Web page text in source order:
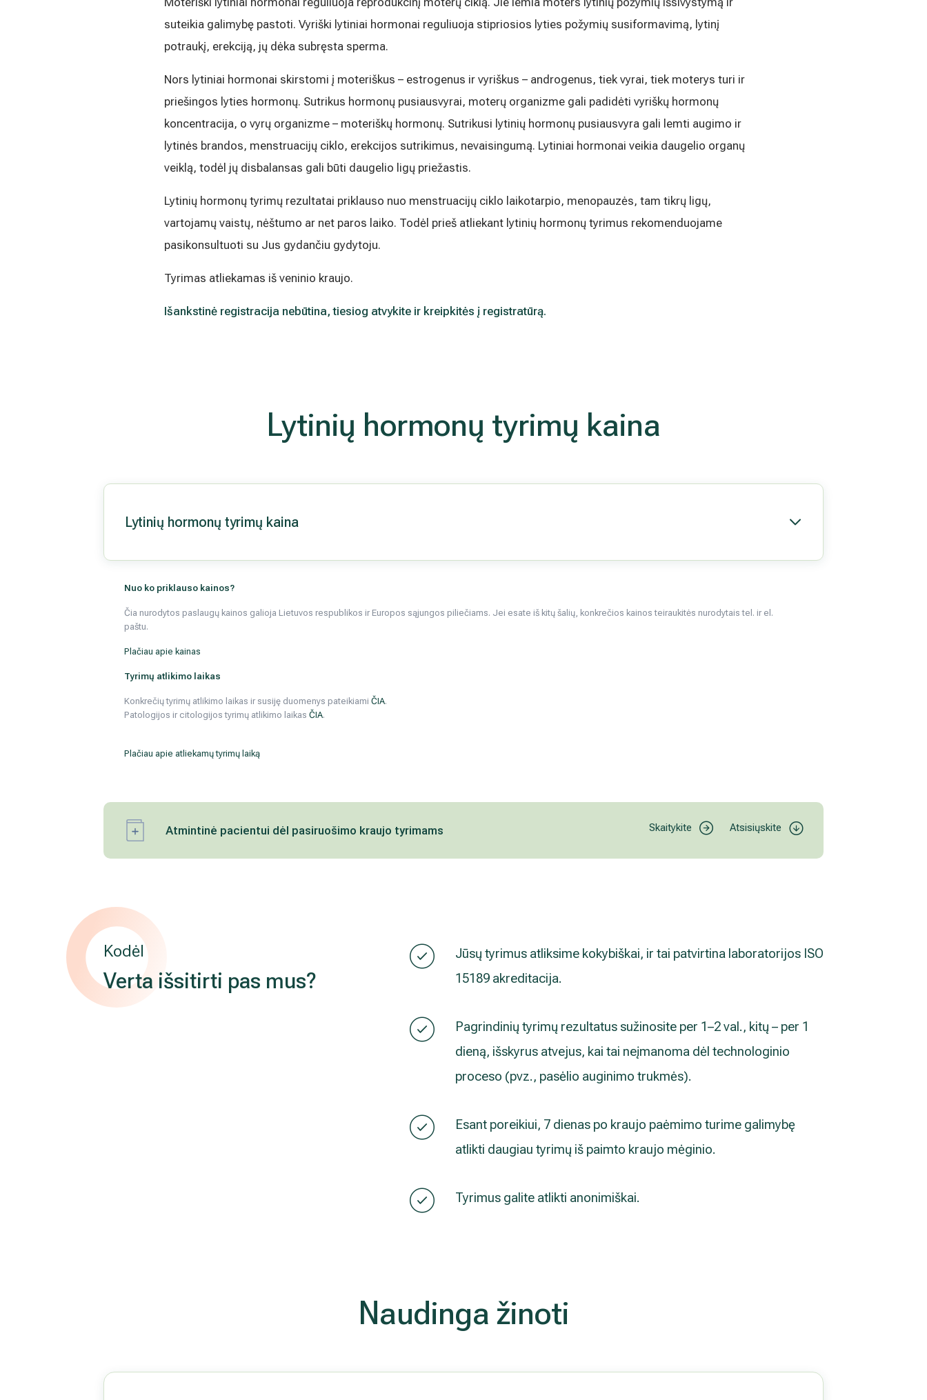
suteikia galimybę pastoti. Vyriški lytiniai hormonai reguliuoja stipriosios lyties požymių susiformavimą, lytinį
potraukį, erekciją, jų dėka subręsta sperma.
Nors lytiniai hormonai skirstomi į moteriškus – estrogenus ir vyriškus – androgenus, tiek vyrai, tiek moterys turi ir
priešingos lyties hormonų. Sutrikus hormonų pusiausvyrai, moterų organizme gali padidėti vyriškų hormonų
koncentracija, o vyrų organizme – moteriškų hormonų. Sutrikusi lytinių hormonų pusiausvyra gali lemti augimo ir
lytinės brandos, menstruacijų ciklo, erekcijos sutrikimus, nevaisingumą. Lytiniai hormonai veikia daugelio organų
veiklą, todėl jų disbalansas gali būti daugelio ligų priežastis.
Lytinių hormonų tyrimų rezultatai priklauso nuo menstruacijų ciklo laikotarpio, menopauzės, tam tikrų ligų,
vartojamų vaistų, nėštumo ar net paros laiko. Todėl prieš atliekant lytinių hormonų tyrimus rekomenduojame
pasikonsultuoti su Jus gydančiu gydytoju.
Tyrimas atliekamas iš veninio kraujo.
Išankstinė registracija nebūtina, tiesiog atvykite ir kreipkitės į registratūrą.
Lytinių hormonų tyrimų kaina
Lytinių hormonų tyrimų kaina
Nuo ko priklauso kainos?
Čia nurodytos paslaugų kainos galioja Lietuvos respublikos ir Europos sąjungos piliečiams. Jei esate iš kitų šalių, konkrečios kainos teiraukitės nurodytais tel. ir el.
paštu.
Plačiau apie kainas
Tyrimų atlikimo laikas
Konkrečių tyrimų atlikimo laikas ir susiję duomenys pateikiami ČIA.
Patologijos ir citologijos tyrimų atlikimo laikas ČIA.
Plačiau apie atliekamų tyrimų laiką
Atmintinė pacientui dėl pasiruošimo kraujo tyrimams Skaitykite Atsisiųskite
Kodėl
Verta išsitirti pas mus?
Jūsų tyrimus atliksime kokybiškai, ir tai patvirtina laboratorijos ISO
15189 akreditacija.
Pagrindinių tyrimų rezultatus sužinosite per 1–2 val., kitų – per 1
dieną, išskyrus atvejus, kai tai neįmanoma dėl technologinio
proceso (pvz., pasėlio auginimo trukmės).
Esant poreikiui, 7 dienas po kraujo paėmimo turime galimybę
atlikti daugiau tyrimų iš paimto kraujo mėginio.
Tyrimus galite atlikti anonimiškai.
Naudinga žinoti
Medicinos diagnostikos centras" tiesioginės rinkodaros tikslais. Sutikimas galės būti bet
kada atšauktas, paspaudus kiekvieno naujienlaiškio pabaigoje esančią nuorodą
„Atsisakyti prenumeratos". Plačiau apie asmens duomenų tvarkymą skaitykite
PRIVATUMO POLITIKOJE